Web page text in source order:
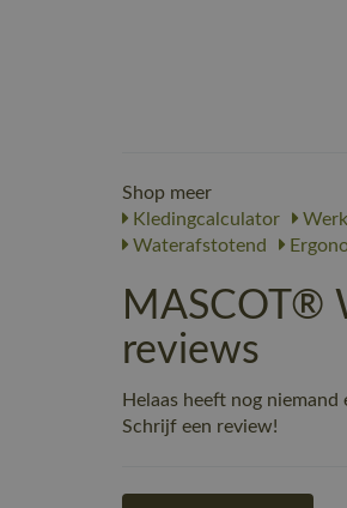
Shop meer
Kledingcalculator
Waterafstotend
MASCOT®
reviews
Helaas heeft nog
Schrijf een review!